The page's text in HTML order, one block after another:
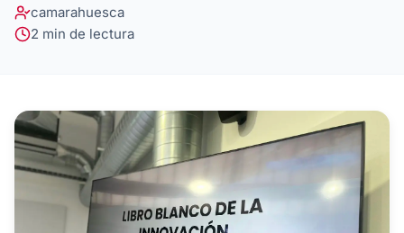
camarahuesca
2 min de lectura